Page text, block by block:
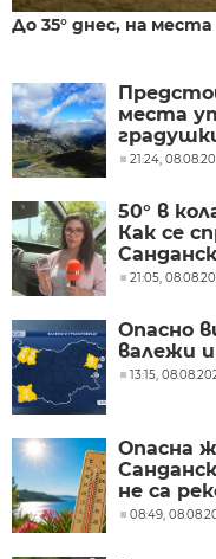
До 35° днес, на
места
21:24,
50° в
Как се
21:05,
Опасно
валежи
13:15,
Опасна
не са
08:49,